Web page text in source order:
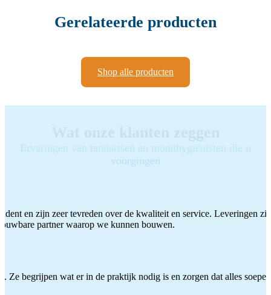
Gerelateerde producten
Shop alle producten
Ervaringen van tandartsen en mondhygiënisten die u
voorgingen
en zijn zeer tevreden over de kwaliteit en service. Leveringen
partner waarop we kunnen bouwen.
Ze begrijpen wat er in de praktijk nodig is en zorgen dat alles